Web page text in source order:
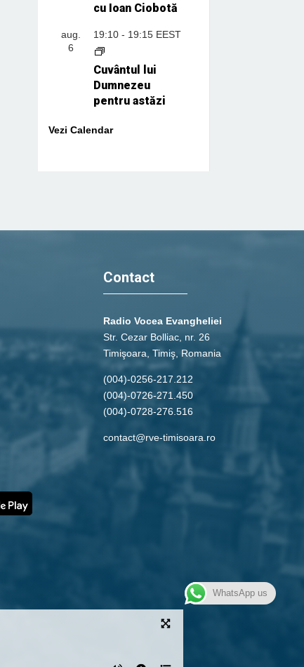
cu Ioan Ciobotă
aug.
6
19:10- 19:15 EEST
Cuvântul lui
Dumnezeu
pentru astăzi
Vezi Calendar
Contact
Radio Vocea Evangheliei
Str. Cezar Bolliac, nr. 26
Timişoara, Timiş, Romania
(004)-0256-217.212
(004)-0726-271.450
(004)-0728-276.516
contact@rve-timisoara.ro
WhatsApp us